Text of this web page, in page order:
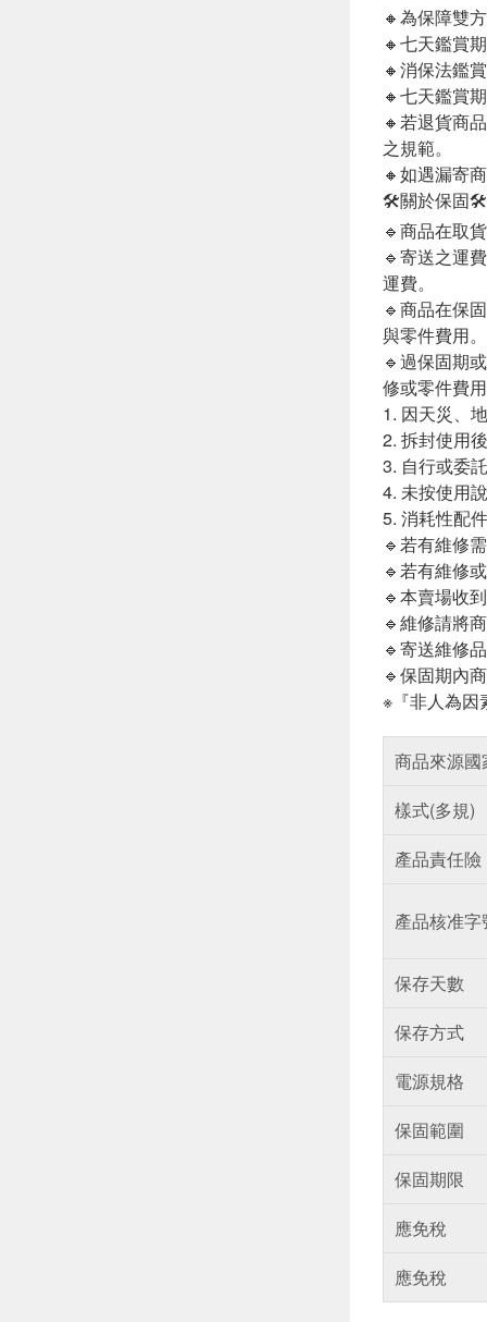
🔸為保障雙
🔸七天鑑賞
🔸消保法鑑
🔸七天鑑賞
🔸若退貨商
之規範。
🔸如遇漏寄
🛠️關於保固🛠️
🔹商品在取
🔹寄送之運
運費。
🔹商品在保
與零件費用。
🔹過保固期
修或零件費
1. 因天災、
2. 拆封使用
3. 自行或委
4. 未按使用
5. 消耗性配件
🔹若有維修
🔹若有維修
🔹本賣場收
🔹維修請將
🔹寄送維修
🔹保固期內
※『非人為因
商品來源國
樣式(多規)
產品責任險
產品核准字
保存天數
保存方式
電源規格
保固範圍
保固期限
應免稅
應免稅